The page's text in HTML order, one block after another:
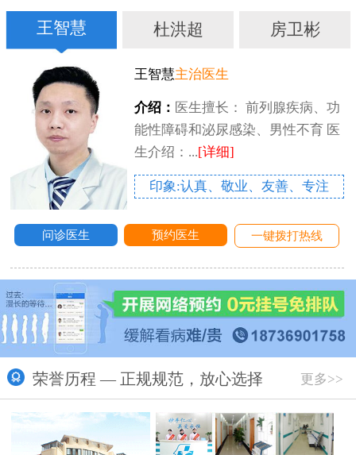
王智慧 杜洪超 房卫彬
王智慧主治医生
介绍： 医生擅长： 前列腺疾病、功
能性障碍和泌尿感染、男性不育 医
生介绍：...[详细]
印象:认真、敬业、友善、专注
问诊医生 预约医生 一键拨打热线
荣誉历程 — 正规规范，放心选择 更多>>